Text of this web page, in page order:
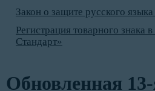
Закон о защите русского
Регистрация товарного знака
Стандарт»
Обновленная